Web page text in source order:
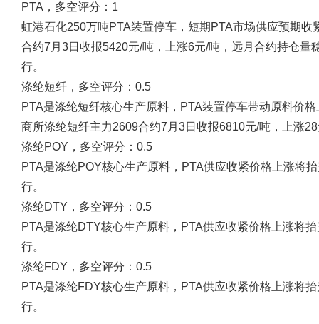
PTA，多空评分：1
虹港石化250万吨PTA装置停车，短期PTA市场供应预期
合约7月3日收报5420元/吨，上涨6元/吨，远月合约持仓量
行。
涤纶短纤，多空评分：0.5
PTA是涤纶短纤核心生产原料，PTA装置停车带动原料价
商所涤纶短纤主力2609合约7月3日收报6810元/吨，上涨
涤纶POY，多空评分：0.5
PTA是涤纶POY核心生产原料，PTA供应收紧价格上涨将
行。
涤纶DTY，多空评分：0.5
PTA是涤纶DTY核心生产原料，PTA供应收紧价格上涨将
行。
涤纶FDY，多空评分：0.5
PTA是涤纶FDY核心生产原料，PTA供应收紧价格上涨将
行。